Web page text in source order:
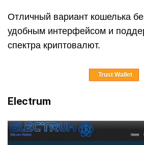
Отличный вариант кошелька
удобным интерфейсом и
спектра криптовалют.
Trust Wallet
Electrum